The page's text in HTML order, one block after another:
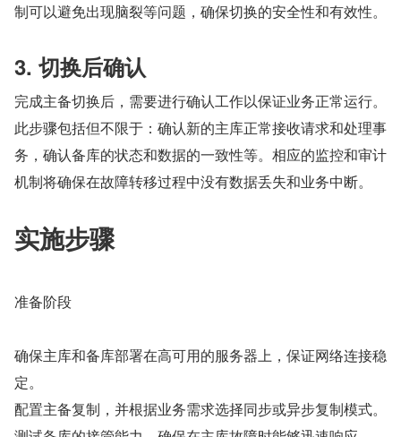
制可以避免出现脑裂等问题，确保切换的安全性和有效性。
3. 切换后确认
完成主备切换后，需要进行确认工作以保证业务正常运行。
此步骤包括但不限于：确认新的主库正常接收请求和处理事
务，确认备库的状态和数据的一致性等。相应的监控和审计
机制将确保在故障转移过程中没有数据丢失和业务中断。
实施步骤
准备阶段
确保主库和备库部署在高可用的服务器上，保证网络连接稳
定。
配置主备复制，并根据业务需求选择同步或异步复制模式。